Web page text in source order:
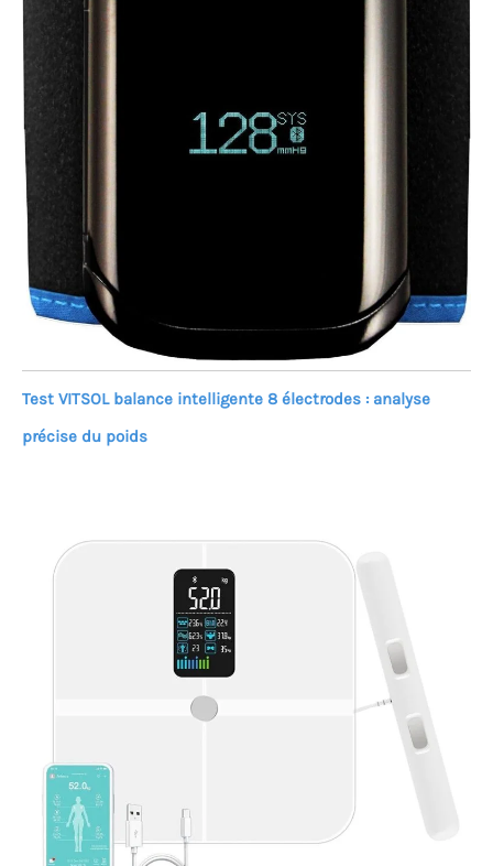
Test VITSOL balance intelligente 8 électrodes : analyse
précise du poids